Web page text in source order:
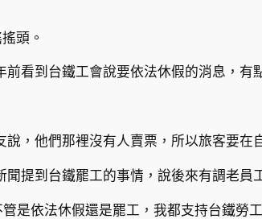
頭。
前看到台鐵工會說要依法休假的消息，有
說，他們那裡沒有人賣票，所以旅客要在
聞提到台鐵罷工的事情，說後來有調老
是依法休假還是罷工，我都支持台鐵勞